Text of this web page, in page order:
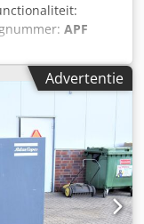
APF
2.200 mm,
breedte:
ATLAS COPCO
die door ons
– garanderen
geven garantie
Ons voordeel is
Advertentie